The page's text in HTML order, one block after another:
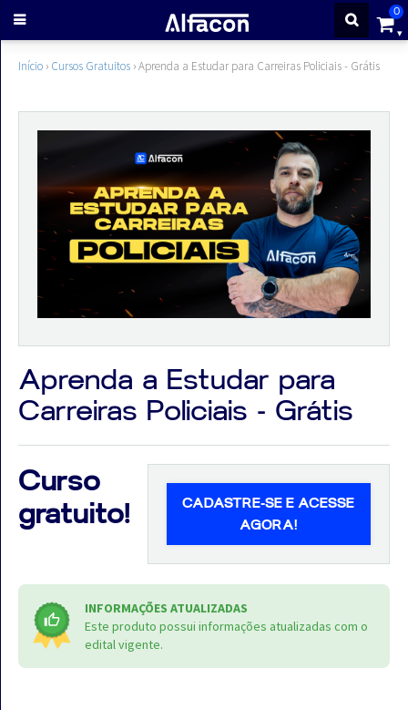
0
ENTRAR
CADASTRE-
Cursos
ALFAQUIZ
Aprovados
Aulas
VIVO
Início › Cursos Gratuitos ›Aprenda a Estudar para Carreiras Policiais - Grátis
Aprenda a Estudar para
Carreiras Policiais - Grátis
Curso
gratuito!
CADASTRE-SE E ACESSE
AGORA!
INFORMAÇÕES ATUALIZADAS
Este produto possui informações atualizadas com o
edital vigente.